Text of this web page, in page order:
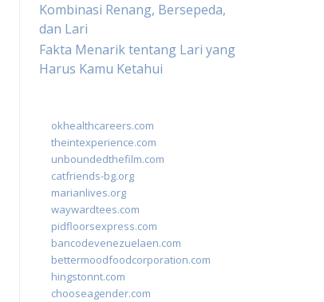
Kombinasi Renang, Bersepeda,
dan Lari
Fakta Menarik tentang Lari yang
Harus Kamu Ketahui
okhealthcareers.com
theintexperience.com
unboundedthefilm.com
catfriends-bg.org
marianlives.org
waywardtees.com
pidfloorsexpress.com
bancodevenezuelaen.com
bettermoodfoodcorporation.com
hingstonnt.com
chooseagender.com